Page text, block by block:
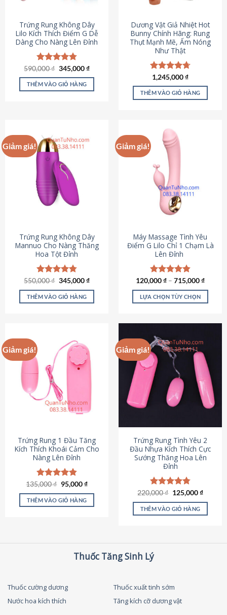
Trứng Rung Không Dây
Lilo Kích Thích Điểm G Dễ
Dàng Cho Nàng Lên Đỉnh
Được xếp
hạng4.79
5 sao
590,000₫ Giá
là:
590,000 ₫.
345,000₫Giá
tại
345,000 ₫.
THÊM VÀO GIỎ HÀNG
Dương Vật Giả Nhiệt Hot
Bunny Chính Hãng: Rung
Thụt Mạnh Mẽ, Ấm Nóng
Như Thật
Được xếp
hạng4.73
5 sao
1,245,000₫
THÊM VÀO GIỎ HÀNG
Giảm giá!
Trứng Rung Không Dây
Mannuo Cho Nàng Thăng
Hoa Tột Đỉnh
Được xếp
hạng4.81
5 sao
550,000₫ Giá
là:
550,000 ₫.
345,000₫Giá
tại
THÊM VÀO GIỎ HÀNG
Giảm giá!
Máy Massage Tình Yêu
Điểm G Lilo Chỉ 1 Chạm Là
Lên Đỉnh
Được xếp
hạng4.85
5 sao
120,000₫ – 715,000₫
LỰA CHỌN TÙY CHỌN
có
nhiều
biến
thể.
Các
tùy
chọn
được
chọn
trên
trang
sản
phẩm
Giảm giá!
Trứng Rung 1 Đầu Tăng
Kích Thích Khoái Cảm Cho
Nàng Lên Đỉnh
Được xếp
hạng4.87
5 sao
135,000₫ Giá
gốc
là:
135,000 ₫.
95,000₫Giá
tại
THÊM VÀO GIỎ HÀNG
Giảm giá!
Trứng Rung Tình Yêu 2
Đầu Nhựa Kích Thích Cực
Sướng Thăng Hoa Lên
Đỉnh
Được xếp
hạng4.79
5 sao
220,000₫ Giá
là:
220,000 ₫.
125,000₫Giá
tại
THÊM VÀO GIỎ HÀNG
Thuốc Tăng Sinh Lý
Thuốc cường dương
Thuốc xuất tinh sớm
Nước hoa kích thích
Tăng kích cỡ dương vật